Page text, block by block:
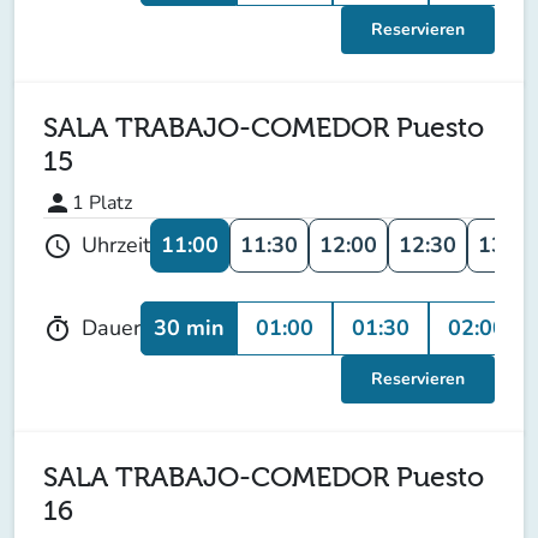
Reservieren
SALA TRABAJO-COMEDOR Puesto
15
person 1 Platz
schedule Uhrzeit 11:00 11:30 12:00 12:30 13:00
timer Dauer 30 min 01:00 01:30 02:00
Reservieren
SALA TRABAJO-COMEDOR Puesto
16